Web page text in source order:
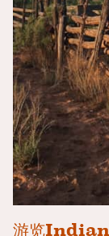
游览Indian